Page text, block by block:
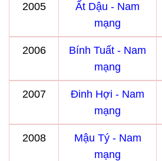
2005
Ất Dậu - Nam
mạng
2006
Bính Tuất - Nam
mạng
2007
Đinh Hợi - Nam
mạng
2008
Mậu Tý - Nam
mạng